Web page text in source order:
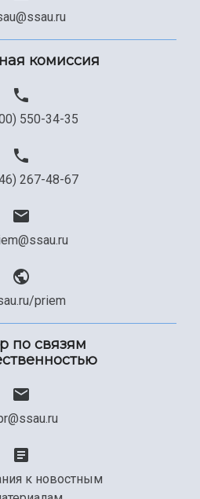
комиссия
550-34-35
267-48-67
priem
по связям
к новостным